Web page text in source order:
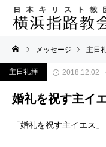
メッセージ 主日
主日礼拝 2018.12.02
婚礼を祝す主イ
「婚礼を祝す主イエ